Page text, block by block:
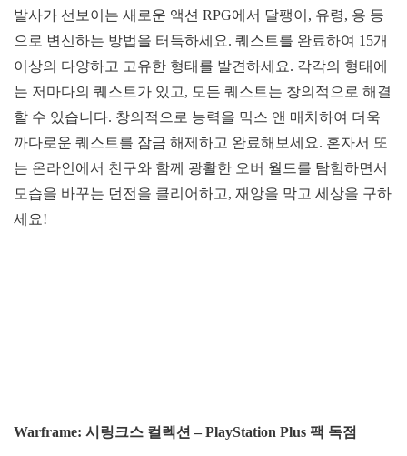
발사가 선보이는 새로운 액션 RPG에서 달팽이, 유령, 용 등
으로 변신하는 방법을 터득하세요. 퀘스트를 완료하여 15개
이상의 다양하고 고유한 형태를 발견하세요. 각각의 형태에
는 저마다의 퀘스트가 있고, 모든 퀘스트는 창의적으로 해결
할 수 있습니다. 창의적으로 능력을 믹스 앤 매치하여 더욱
까다로운 퀘스트를 잠금 해제하고 완료해보세요. 혼자서 또
는 온라인에서 친구와 함께 광활한 오버 월드를 탐험하면서
모습을 바꾸는 던전을 클리어하고, 재앙을 막고 세상을 구하
세요!
Warframe: 시링크스 컬렉션 – PlayStation Plus 팩 독점